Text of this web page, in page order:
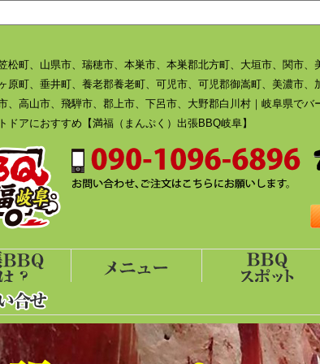
松町、山県市、瑞穂市、本巣市、本巣郡北方町、大垣市、関市
原町、垂井町、養老郡養老町、可児市、可児郡御嵩町、美濃市
、高山市、飛騨市、郡上市、下呂市、大野郡白川村｜岐阜県で
アにおすすめ【満福（まんぷく）出張BBQ岐阜】